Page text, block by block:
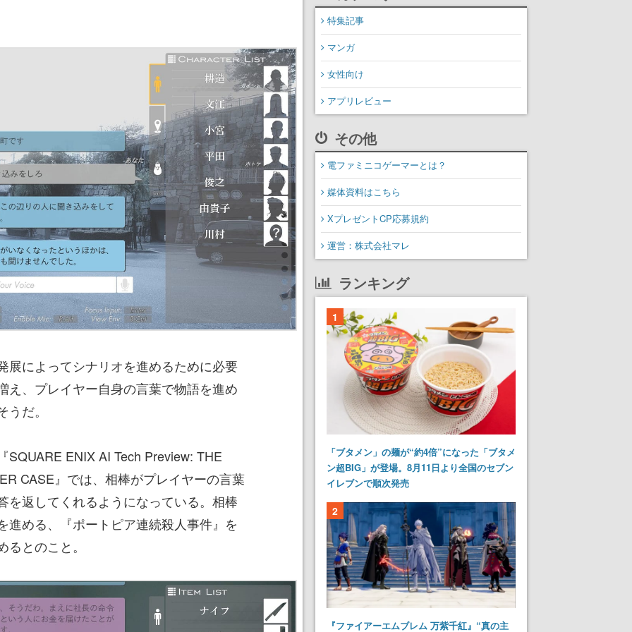
によってシナリオを進めるために必要
え、プレイヤー自身の言葉で物語を進め
だ。
ENIX AI Tech Preview: THE
CASE』では、相棒がプレイヤーの言葉
を返してくれるようになっている。相棒
進める、『ポートピア連続殺人事件』を
とのこと。
特集記事
マンガ
女性向け
アプリレビュー
その他
電ファミニコゲーマーとは？
媒体資料はこちら
XプレゼントCP応募規約
運営：株式会社マレ
ランキング
1
「ブタメン」の麺が“約4倍”になった「ブタメ
ン超BIG」が登場。8月11日より全国のセブン
イレブンで順次発売
2
『ファイアーエムブレム 万紫千紅』“真の主